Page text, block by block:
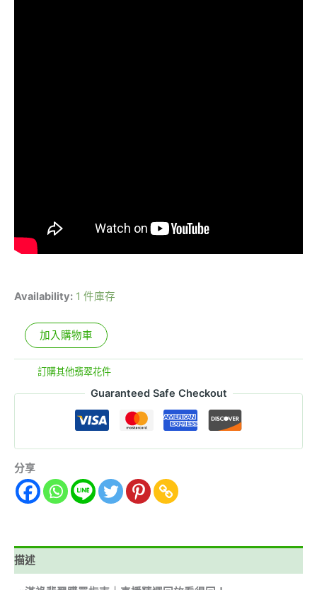
Availability: 1 件庫存
加入購物車
訂購其他翡翠花件
Guaranteed Safe Checkout
分享
描述